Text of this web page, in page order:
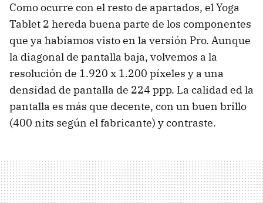
Como ocurre con el resto de apartados, el Yoga
Tablet 2 hereda buena parte de los componentes
que ya habíamos visto en la versión Pro. Aunque
la diagonal de pantalla baja, volvemos a la
resolución de 1.920 x 1.200 píxeles y a una
densidad de pantalla de 224 ppp. La calidad ed la
pantalla es más que decente, con un buen brillo
(400 nits según el fabricante) y contraste.